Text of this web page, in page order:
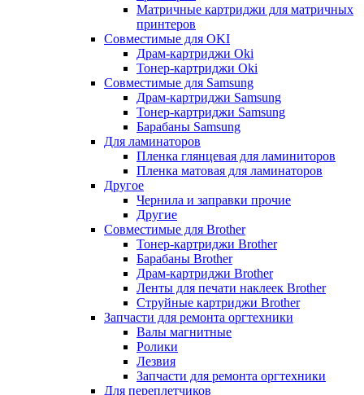
Матричные картриджи для матричных
принтеров
Совместимые для OKI
Драм-картриджи Oki
Тонер-картриджи Oki
Совместимые для Samsung
Драм-картриджи Samsung
Тонер-картриджи Samsung
Барабаны Samsung
Для ламинаторов
Пленка глянцевая для ламиниторов
Пленка матовая для ламинаторов
Другое
Чернила и заправки прочие
Другие
Совместимые для Brother
Тонер-картриджи Brother
Барабаны Brother
Драм-картриджи Brother
Ленты для печати наклеек Brother
Струйные картриджи Brother
Запчасти для ремонта оргтехники
Валы магнитные
Ролики
Лезвия
Запчасти для ремонта оргтехники
Для переплетчиков